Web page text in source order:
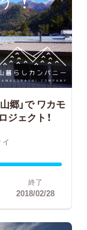
郷」でワカモ
ジェクト！
終了
2018/02/28